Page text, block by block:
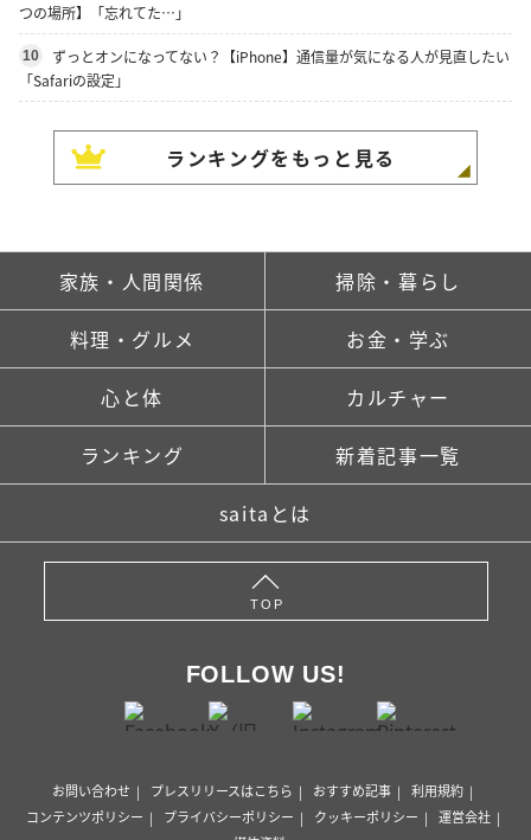
つの場所】「忘れてた…」
10
ずっとオンになってない？【iPhone】通信量が気になる人が見直したい
「Safariの設定」
ランキングをもっと見る
家族・人間関係 掃除・暮らし
料理・グルメ お金・学ぶ
心と体 カルチャー
ランキング 新着記事一覧
saitaとは
TOP
FOLLOW US!
お問い合わせ プレスリリースはこちら おすすめ記事
利用規約
コンテンツポリシー
プライバシーポリシー クッキーポリシー
運営会社